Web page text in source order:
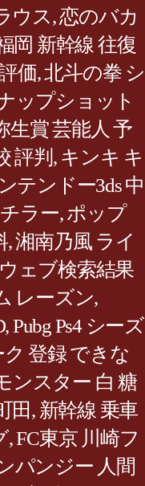
ウス,恋のバカ
岡 新幹線 往復
価,北斗の拳 シ
ップショット
生賞 芸能人 予
評判 , キンキ キ
テンドー3ds 中
ラー,ポップ
,湘南乃風 ライ
ェブ検索結果
レーズン,
,Pubg Ps4 シーズ
登録 できな
ンスター 白 糖
田, 新幹線 乗車
,FC東京 川崎フ
パンジー 人間